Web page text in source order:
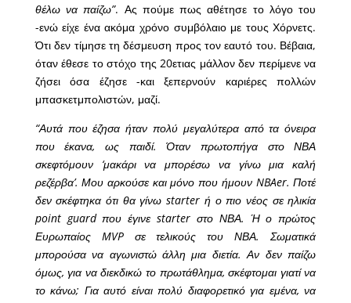
θέλω να παίζω”. Ας πούμε πως αθέτησε το λόγο του
-ενώ είχε ένα ακόμα χρόνο συμβόλαιο με τους Χόρνετς.
Ότι δεν τίμησε τη δέσμευση προς τον εαυτό του. Βέβαια,
όταν έθεσε το στόχο της 20ετιας μάλλον δεν περίμενε να
ζήσει όσα έζησε -και ξεπερνούν καριέρες πολλών
μπασκετμπολιστών, μαζί.
“Αυτά που έζησα ήταν πολύ μεγαλύτερα από τα όνειρα
που έκανα, ως παιδί. Όταν πρωτοπήγα στο ΝΒΑ
σκεφτόμουν ‘μακάρι να μπορέσω να γίνω μια καλή
ρεζέρβα’. Μου αρκούσε και μόνο που ήμουν NBAer. Ποτέ
δεν σκέφτηκα ότι θα γίνω starter ή ο πιο νέος σε ηλικία
point guard που έγινε starter στο ΝΒΑ. Ή ο πρώτος
Ευρωπαίος MVP σε τελικούς του ΝΒΑ. Σωματικά
μπορούσα να αγωνιστώ άλλη μια διετία. Αν δεν παίζω
όμως, για να διεκδικώ το πρωτάθλημα, σκέφτομαι γιατί να
το κάνω; Για αυτό είναι πολύ διαφορετικό για εμένα, να